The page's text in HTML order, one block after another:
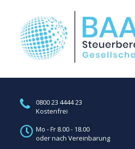
0800 23 4444 23
Kostenfrei
Mo - Fr 8.00 - 18.00
oder nach Vereinbarung